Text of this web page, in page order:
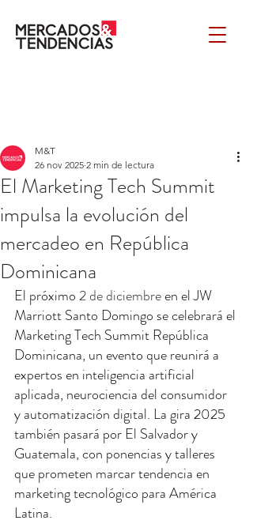
El Marketing Tech Summit
impulsa la evolución del
mercadeo en República
Dominicana
M&T
26 nov 2025 2 min de lectura
El próximo 2 de diciembre en el JW
Marriott Santo Domingo se celebrará el
Marketing Tech Summit República
Dominicana, un evento que reunirá a
expertos en inteligencia artificial
aplicada, neurociencia del consumidor
y automatización digital. La gira 2025
también pasará por El Salvador y
Guatemala, con ponencias y talleres
que prometen marcar tendencia en
marketing tecnológico para América
Latina.